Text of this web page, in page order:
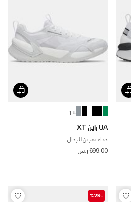
+ 1
UA راين XT
حذاء تمرين للرجال
699.00 ر.س
-%29